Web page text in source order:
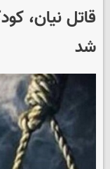
قاتل نیان،
شد